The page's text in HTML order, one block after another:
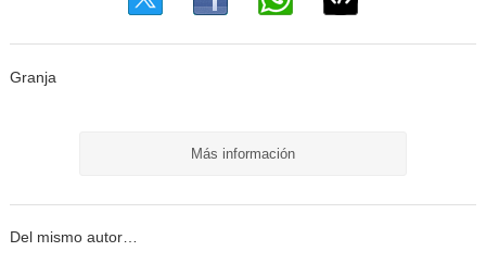
Granja
Más información
Del mismo autor…